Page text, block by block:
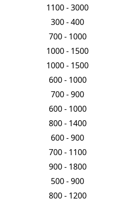
1100 - 3000
300 - 400
700 - 1000
1000 - 1500
1000 - 1500
600 - 1000
700 - 900
600 - 1000
800 - 1400
600 - 900
700 - 1100
900 - 1800
500 - 900
800 - 1200